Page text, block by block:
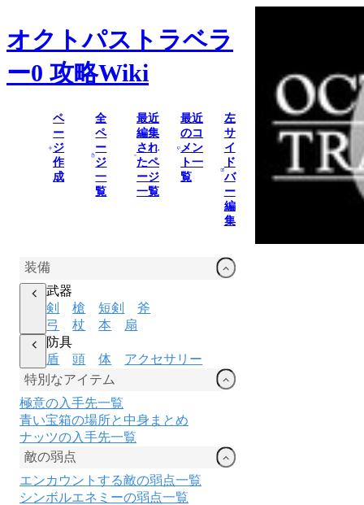
オクトパストラベラ
ー0 攻略Wiki
ペ
ー
ジ
作
成
全
ペ
ー
ジ
一
覧
最近
編集
され
たペ
ージ
一覧
最近
のコ
メン
ト一
覧
左
サ
イ
ド
バ
ー
編
集
装備
武器
剣
槍 短剣
斧
弓
杖 本
扇
防具
盾
頭 体
アクセサリー
特別なアイテム
極意の入手先一覧
青い宝箱の場所と中身まとめ
ナッツの入手先一覧
敵の弱点
エンカウントする敵の弱点一覧
シンボルエネミーの弱点一覧